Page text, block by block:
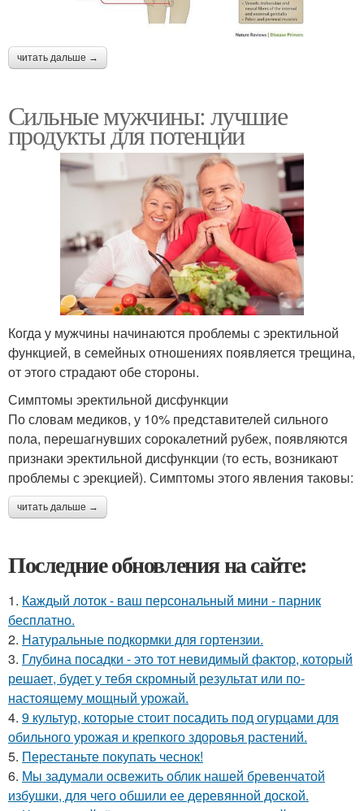
читать дальше →
Сильные мужчины: лучшие
продукты для потенции
Когда у мужчины начинаются проблемы с эректильной
функцией, в семейных отношениях появляется трещина,
от этого страдают обе стороны.
Симптомы эректильной дисфункции
По словам медиков, у 10% представителей сильного
пола, перешагнувших сорокалетний рубеж, появляются
признаки эректильной дисфункции (то есть, возникают
проблемы с эрекцией). Симптомы этого явления таковы:
читать дальше →
Последние обновления на сайте:
1. Каждый лоток - ваш персональный мини - парник
бесплатно.
2. Натуральные подкормки для гортензии.
3. Глубина посадки - это тот невидимый фактор, который
решает, будет у тебя скромный результат или по-
настоящему мощный урожай.
4. 9 культур, которые стоит посадить под огурцами для
обильного урожая и крепкого здоровья растений.
5. Перестаньте покупать чеснок!
6. Мы задумали освежить облик нашей бревенчатой
избушки, для чего обшили ее деревянной доской.